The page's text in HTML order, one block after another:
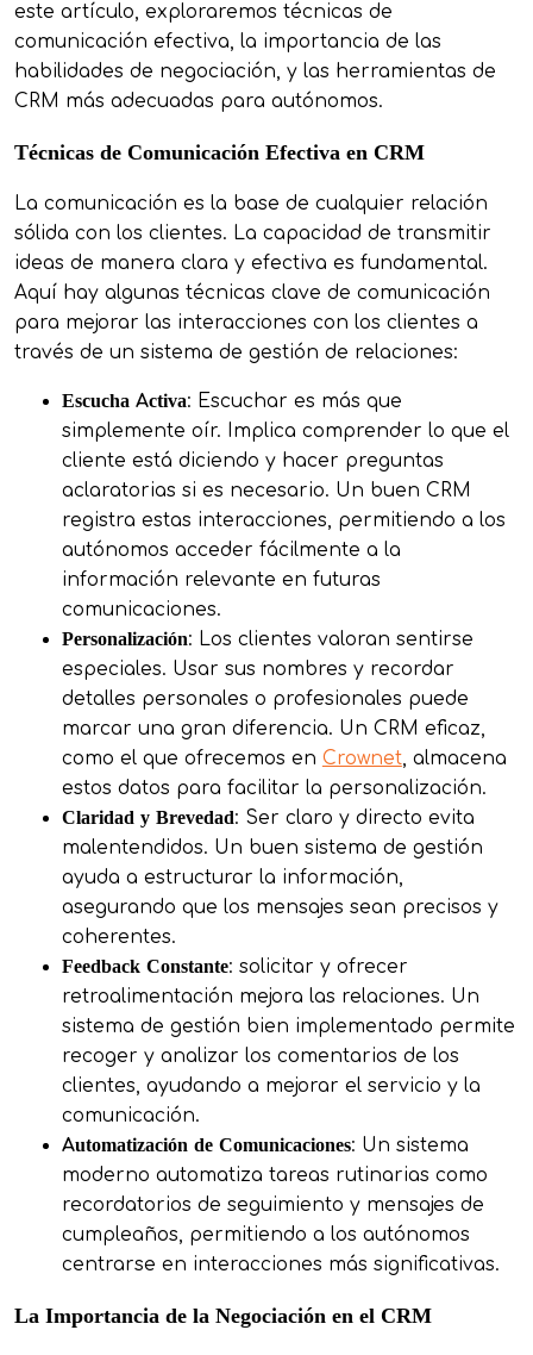
este artículo, exploraremos técnicas de
comunicación efectiva, la importancia de las
habilidades de negociación, y las herramientas de
CRM más adecuadas para autónomos.
Técnicas de Comunicación Efectiva en CRM
La comunicación es la base de cualquier relación
sólida con los clientes. La capacidad de transmitir
ideas de manera clara y efectiva es fundamental.
Aquí hay algunas técnicas clave de comunicación
para mejorar las interacciones con los clientes a
través de un sistema de gestión de relaciones:
Escucha Activa: Escuchar es más que
simplemente oír. Implica comprender lo que el
cliente está diciendo y hacer preguntas
aclaratorias si es necesario. Un buen CRM
registra estas interacciones, permitiendo a los
autónomos acceder fácilmente a la
información relevante en futuras
comunicaciones.
Personalización: Los clientes valoran sentirse
especiales. Usar sus nombres y recordar
detalles personales o profesionales puede
marcar una gran diferencia. Un CRM eficaz,
como el que ofrecemos en Crownet, almacena
estos datos para facilitar la personalización.
Claridad y Brevedad: Ser claro y directo evita
malentendidos. Un buen sistema de gestión
ayuda a estructurar la información,
asegurando que los mensajes sean precisos y
coherentes.
Feedback Constante: solicitar y ofrecer
retroalimentación mejora las relaciones. Un
sistema de gestión bien implementado permite
recoger y analizar los comentarios de los
clientes, ayudando a mejorar el servicio y la
comunicación.
Automatización de Comunicaciones: Un sistema
moderno automatiza tareas rutinarias como
recordatorios de seguimiento y mensajes de
cumpleaños, permitiendo a los autónomos
centrarse en interacciones más significativas.
La Importancia de la Negociación en el CRM